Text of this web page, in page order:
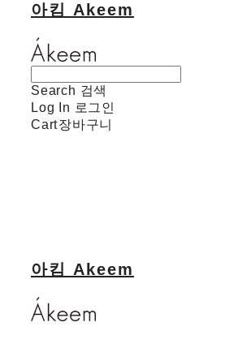
아킴 Akeem
Search 검색
Log In 로그인
Cart장바구니
아킴 Akeem